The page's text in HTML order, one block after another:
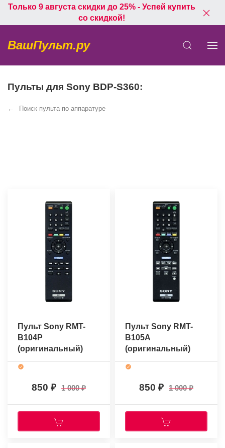
Только 9 августа скидки до 25% - Успей купить
со скидкой!
ВашПульт.ру
Пульты для Sony BDP-S360:
Поиск пульта по аппаратуре
Пульт Sony RMT-
B104P
(оригинальный)
850 1 000
Пульт Sony RMT-
B105A
(оригинальный)
850 1 000